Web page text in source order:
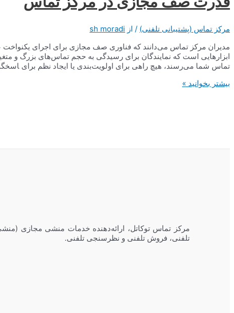
مرکز تماس (پشتیبانی تلفنی) / از sh moradi
مدیران مرکز تماس می‌دانند که فناوری صف مجازی برای اجرای
ابزارهایی است که نمایندگان برای رسیدگی به حجم تماس‌های بزرگ و
تماس شما می‌رسند، هیچ راهی برای اولویت‌بندی یا ایجاد نظم برای
قدرت
بیشتر بخوانید »
مرکز تماس توکاتل، ارائه‌دهنده خدمات منشی مجازی
تلفنی، فروش تلفنی و نظرسنجی تلفنی.